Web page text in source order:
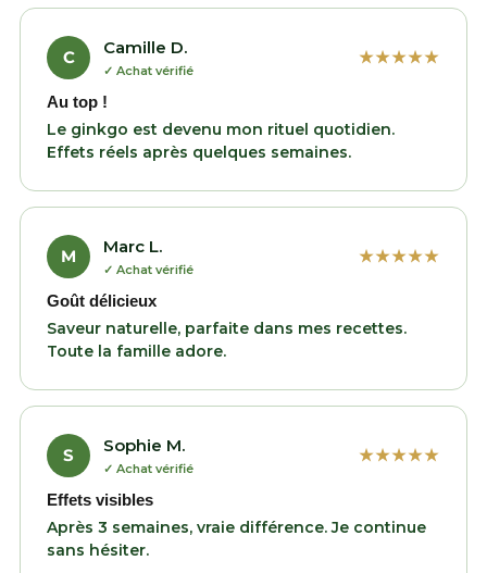
C Camille D.
✓ Achat vérifié
★★★★★
Au top !
Le ginkgo est devenu mon rituel quotidien.
Effets réels après quelques semaines.
M Marc L.
✓ Achat vérifié
★★★★★
Goût délicieux
Saveur naturelle, parfaite dans mes recettes.
Toute la famille adore.
S Sophie M.
✓ Achat vérifié
★★★★★
Effets visibles
Après 3 semaines, vraie différence. Je continue
sans hésiter.